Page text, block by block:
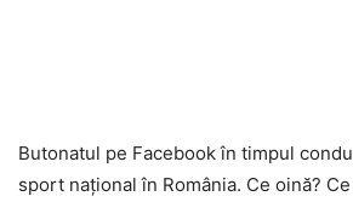
Butonatul pe Facebook în timpul
sport național în România. Ce oină?